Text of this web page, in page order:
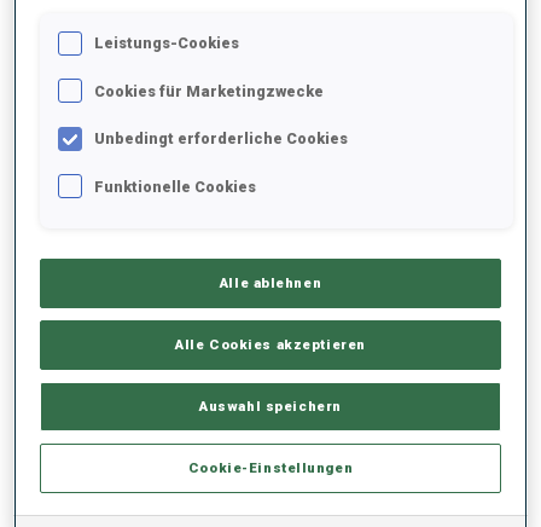
PERFORMANCE
Keine Daten vorhanden
Keine Daten vorhanden
STEHENDSCHIESSEN
Leistungs-Cookies
Cookies für Marketingzwecke
Unbedingt erforderliche Cookies
Funktionelle Cookies
Alle ablehnen
Alle Cookies akzeptieren
Auswahl speichern
Cookie-Einstellungen